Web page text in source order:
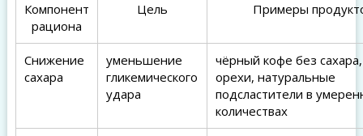
Компонент
рациона
Цель Примеры
Снижение
сахара
уменьшение
гликемического
удара
чёрный кофе без
орехи, натуральные
подсластители в
количествах